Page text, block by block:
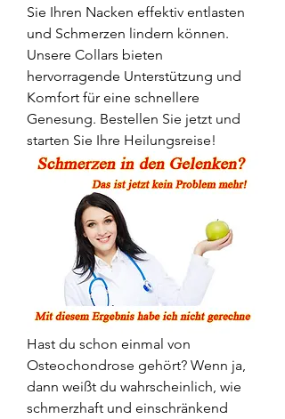
Sie Ihren Nacken effektiv entlasten
und Schmerzen lindern können.
Unsere Collars bieten
hervorragende Unterstützung und
Komfort für eine schnellere
Genesung. Bestellen Sie jetzt und
starten Sie Ihre Heilungsreise!
Hast du schon einmal von
Osteochondrose gehört? Wenn ja,
dann weißt du wahrscheinlich, wie
schmerzhaft und einschränkend